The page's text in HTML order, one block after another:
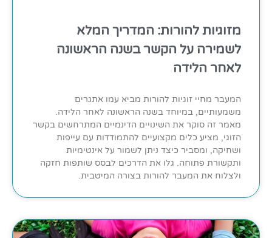
מזוגיות להורות: המדריך המלא
לשמירה על הקשר בשנה הראשונה
לאחר הלידה
המעבר מחיי זוגיות להורות מביא עמו אתגרים
משמעותיים, במיוחד בשנה הראשונה לאחר הלידה.
מאמר זה סוקר את השינויים הדינמיים המתרחשים בקשר
הזוגי, מציע כלים מקצועיים להתמודדות עם עייפות
ושחיקה, ומסביר כיצד ניתן לשמור על אינטימיות
ותקשורת פתוחה. גלו את הדרכים לבסס שותפות חזקה
ולצלוח את המעבר להורות בצורה המיטבית.